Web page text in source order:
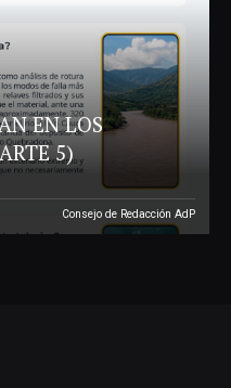
EN LOS
5)
Consejo de Redacción AdP